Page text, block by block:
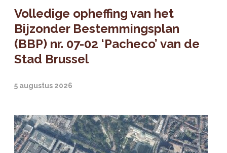
Volledige opheffing van het
Bijzonder Bestemmingsplan
(BBP) nr. 07-02 ‘Pacheco’ van de
Stad Brussel
5 augustus 2026